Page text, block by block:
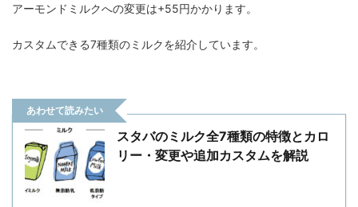
アーモンドミルクへの変更は+55円かかります。
カスタムできる7種類のミルクを紹介しています。
あわせて読みたい
スタバのミルク全7種類の特徴とカロ
リー・変更や追加カスタムを解説